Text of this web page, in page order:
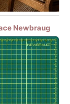
Newbraug